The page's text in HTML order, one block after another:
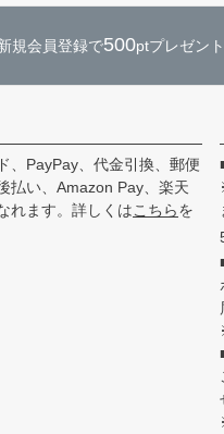
規会員登録で500ptプレゼント
、PayPay、代金引換、郵便
払い、Amazon Pay、楽天
れます。詳しくはこちらを